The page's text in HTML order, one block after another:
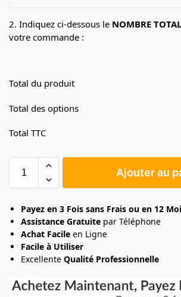
2. Indiquez ci-dessous le NOMBRE
votre commande :
Total du produit
Total des options
Total TTC
Ajouter au
Payez en 3 Fois sans Frais ou en 12
Assistance Gratuite par Téléphone
Achat Facile en Ligne
Facile à Utiliser
Excellente Qualité Professionnelle